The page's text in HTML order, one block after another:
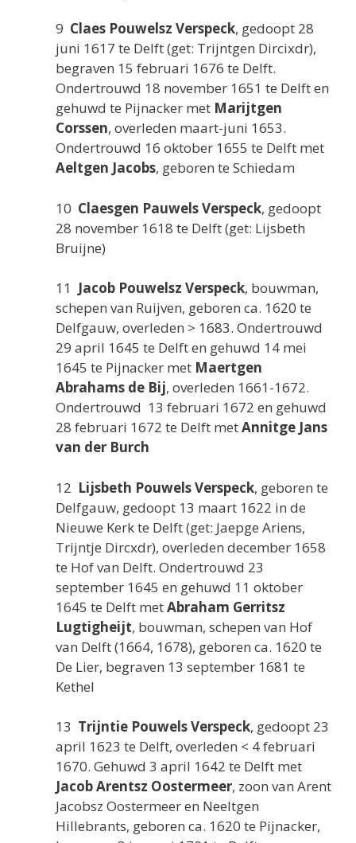
9 Claes Pouwelsz Verspeck, gedoopt 28
juni 1617 te Delft (get: Trijntgen Dircixdr),
begraven 15 februari 1676 te Delft.
Ondertrouwd 18 november 1651 te Delft en
gehuwd te Pijnacker met Marijtgen
Corssen, overleden maart-juni 1653.
Ondertrouwd 16 oktober 1655 te Delft met
Aeltgen Jacobs, geboren te Schiedam
10 Claesgen Pauwels Verspeck, gedoopt
28 november 1618 te Delft (get: Lijsbeth
Bruijne)
11 Jacob Pouwelsz Verspeck, bouwman,
schepen van Ruijven, geboren ca. 1620 te
Delfgauw, overleden > 1683. Ondertrouwd
29 april 1645 te Delft en gehuwd 14 mei
1645 te Pijnacker met Maertgen
Abrahams de Bij, overleden 1661-1672.
Ondertrouwd 13 februari 1672 en gehuwd
28 februari 1672 te Delft metAnnitge Jans
van der Burch
12 Lijsbeth Pouwels Verspeck, geboren te
Delfgauw, gedoopt 13 maart 1622 in de
Nieuwe Kerk te Delft (get: Jaepge Ariens,
Trijntje Dircxdr), overleden december 1658
te Hof van Delft. Ondertrouwd 23
september 1645 en gehuwd 11 oktober
1645 te Delft metAbraham Gerritsz
Lugtigheijt, bouwman, schepen van Hof
van Delft (1664, 1678), geboren ca. 1620 te
De Lier, begraven 13 september 1681 te
Kethel
13 Trijntie Pouwels Verspeck, gedoopt 23
april 1623 te Delft, overleden < 4 februari
1670. Gehuwd 3 april 1642 te Delft met
Jacob Arentsz Oostermeer, zoon van Arent
Jacobsz Oostermeer en Neeltgen
Hillebrants, geboren ca. 1620 te Pijnacker,